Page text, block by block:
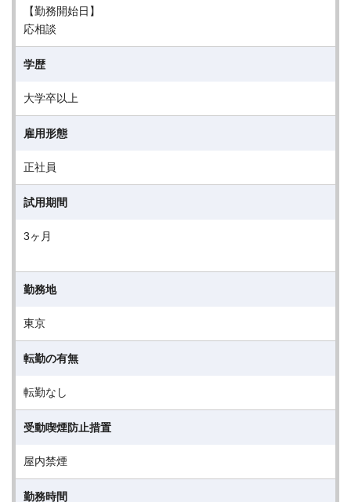
【勤務開始日】
応相談
学歴
大学卒以上
雇用形態
正社員
試用期間
3ヶ月
勤務地
東京
転勤の有無
転勤なし
受動喫煙防止措置
屋内禁煙
勤務時間